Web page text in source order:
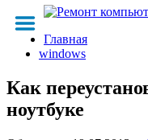
Главная
windows
Как
ноутбуке